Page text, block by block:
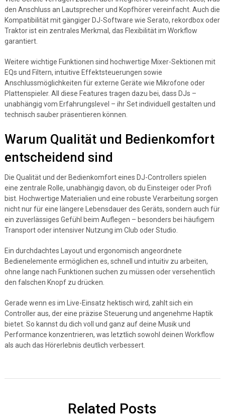
den Anschluss an Lautsprecher und Kopfhörer vereinfacht. Auch die
Kompatibilität mit gängiger DJ-Software wie Serato, rekordbox oder
Traktor ist ein zentrales Merkmal, das Flexibilität im Workflow
garantiert.
Weitere wichtige Funktionen sind hochwertige Mixer-Sektionen mit
EQs und Filtern, intuitive Effektsteuerungen sowie
Anschlussmöglichkeiten für externe Geräte wie Mikrofone oder
Plattenspieler. All diese Features tragen dazu bei, dass DJs –
unabhängig vom Erfahrungslevel – ihr Set individuell gestalten und
technisch sauber präsentieren können.
Warum Qualität und Bedienkomfort
entscheidend sind
Die Qualität und der Bedienkomfort eines DJ-Controllers spielen
eine zentrale Rolle, unabhängig davon, ob du Einsteiger oder Profi
bist. Hochwertige Materialien und eine robuste Verarbeitung sorgen
nicht nur für eine längere Lebensdauer des Geräts, sondern auch für
ein zuverlässiges Gefühl beim Auflegen – besonders bei häufigem
Transport oder intensiver Nutzung im Club oder Studio.
Ein durchdachtes Layout und ergonomisch angeordnete
Bedienelemente ermöglichen es, schnell und intuitiv zu arbeiten,
ohne lange nach Funktionen suchen zu müssen oder versehentlich
den falschen Knopf zu drücken.
Gerade wenn es im Live-Einsatz hektisch wird, zahlt sich ein
Controller aus, der eine präzise Steuerung und angenehme Haptik
bietet. So kannst du dich voll und ganz auf deine Musik und
Performance konzentrieren, was letztlich sowohl deinen Workflow
als auch das Hörerlebnis deutlich verbessert.
Related Posts